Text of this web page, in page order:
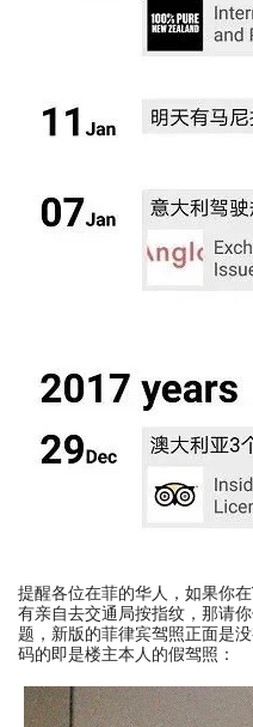
提醒各位在菲的华人，如果你
有亲自去交通局按指纹，那请
题，新版的菲律宾驾照正面是
码的即是楼主本人的假驾照：